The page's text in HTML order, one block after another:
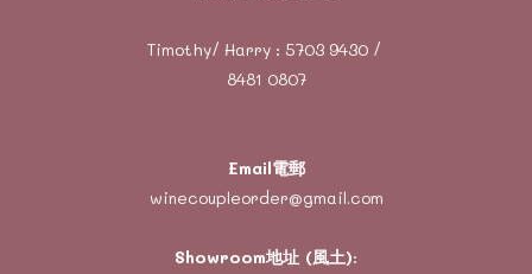
Timothy/ Harry : 5703 9430/
8481 0807
Email電郵
winecoupleorder@gmail.com
Showroom地址 (風土):